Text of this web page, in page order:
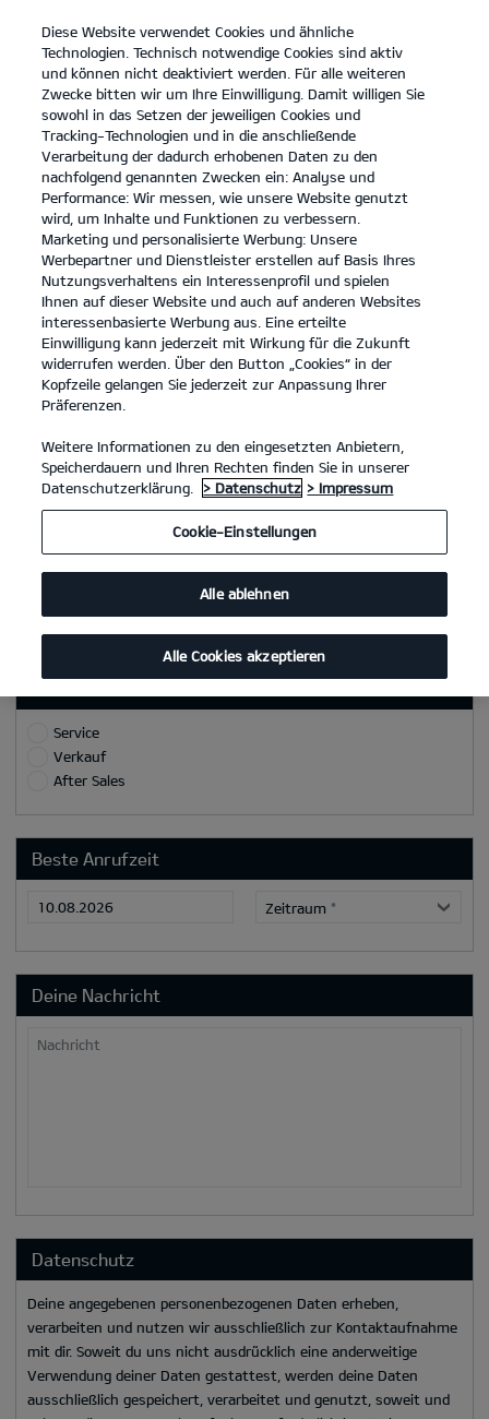
open
menu
KONTAKT
RÜCKRUFSERVICE
RÜCKRUFSERVICE
Deine Kontaktdaten
Anrede*
Vorname*
Nachname*
Straße/Nr.
Postleitzahl
Service
Verkauf
After Sales
Beste Anrufzeit
Zeitraum *
Deine Nachricht
Nachricht
Datenschutz
Deine angegebenen personenbezogenen Daten erheben,
verarbeiten und nutzen wir ausschließlich zur Kontaktaufnahme
mit dir. Soweit du uns nicht ausdrücklich eine anderweitige
Verwendung deiner Daten gestattest, werden deine Daten
ausschließlich gespeichert, verarbeitet und genutzt, soweit und
Diese Website verwendet Cookies und ähnliche
Technologien. Technisch notwendige Cookies sind aktiv
und können nicht deaktiviert werden. Für alle weiteren
Zwecke bitten wir um Ihre Einwilligung. Damit willigen Sie
sowohl in das Setzen der jeweiligen Cookies und
Tracking-Technologien und in die anschließende
Verarbeitung der dadurch erhobenen Daten zu den
nachfolgend genannten Zwecken ein: Analyse und
Performance: Wir messen, wie unsere Website genutzt
wird, um Inhalte und Funktionen zu verbessern.
Marketing und personalisierte Werbung: Unsere
Werbepartner und Dienstleister erstellen auf Basis Ihres
Nutzungsverhaltens ein Interessenprofil und spielen
Ihnen auf dieser Website und auch auf anderen Websites
interessenbasierte Werbung aus. Eine erteilte
Einwilligung kann jederzeit mit Wirkung für die Zukunft
widerrufen werden. Über den Button „Cookies“ in der
Kopfzeile gelangen Sie jederzeit zur Anpassung Ihrer
Präferenzen.
Weitere Informationen zu den eingesetzten Anbietern,
Speicherdauern und Ihren Rechten finden Sie in unserer
Datenschutzerklärung.
> Datenschutz > Impressum
Cookie-Einstellungen
Alle ablehnen
Alle Cookies akzeptieren